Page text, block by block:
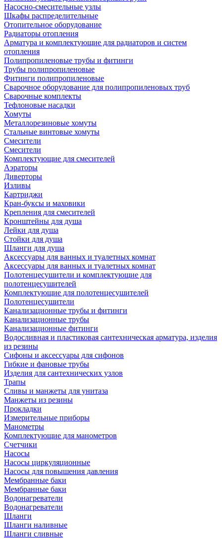
Насосно-смесительные узлы
Шкафы распределительные
Отопительное оборудование
Радиаторы отопления
Арматура и комплектующие для радиаторов и систем
отопления
Полипропиленовые трубы и фитинги
Трубы полипропиленовые
Фитинги полипропиленовые
Сварочное оборудование для полипропиленовых труб
Сварочные комплекты
Тефлоновые насадки
Хомуты
Металлорезиновые хомуты
Стальные винтовые хомуты
Смесители
Смесители
Комплектующие для смесителей
Аэраторы
Диверторы
Изливы
Картриджи
Кран-буксы и маховики
Крепления для смесителей
Кронштейны для душа
Лейки для душа
Стойки для душа
Шланги для душа
Аксессуары для ванных и туалетных комнат
Аксессуары для ванных и туалетных комнат
Полотенцесушители и комплектующие для
полотенцесушителей
Комплектующие для полотенцесушителей
Полотенцесушители
Канализационные трубы и фитинги
Канализационные трубы
Канализационные фитинги
Водосливная и пластиковая сантехническая арматура, изделия
из резины
Сифоны и аксессуары для сифонов
Гибкие и фановые трубы
Изделия для сантехнических узлов
Трапы
Сливы и манжеты для унитаза
Манжеты из резины
Прокладки
Измерительные приборы
Манометры
Комплектующие для манометров
Счетчики
Насосы
Насосы циркуляционные
Насосы для повышения давления
Мембранные баки
Мембранные баки
Водонагреватели
Водонагреватели
Шланги
Шланги наливные
Шланги сливные